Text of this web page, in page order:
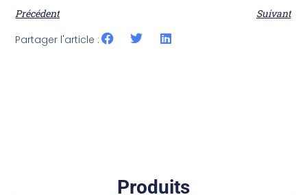
Précédent Suivant
Partager l'article :
Produits